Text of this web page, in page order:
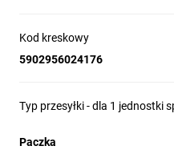
Kod kreskowy
5902956024176
Typ przesyłki - dla 1 jednostki
Paczka